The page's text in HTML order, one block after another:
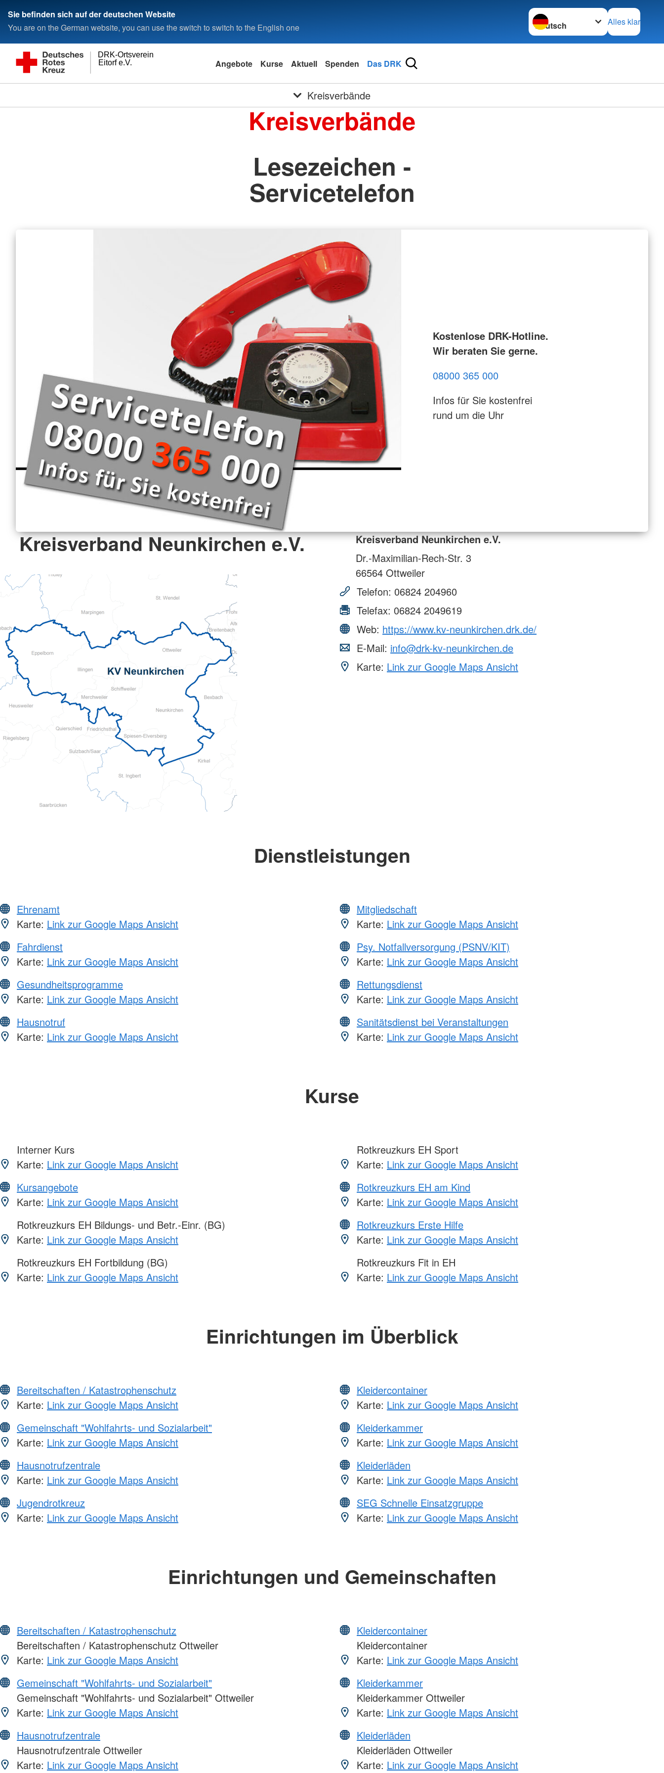
Sie befinden sich auf der deutschen Website
You are on the German website, you can use the switch to switch to the English one
Sprache wechseln zu
Alles klar
Eitorf e.V.
DRK-Ortsverein
Angebote Kurse Aktuell Spenden Das DRK
Kreisverbände
Kreisverbände
Lesezeichen -
Servicetelefon
Kostenlose DRK-Hotline.
Wir beraten Sie gerne.
08000 365 000
Infos für Sie kostenfrei
rund um die Uhr
Kreisverband Neunkirchen e.V.
Kreisverband Neunkirchen e.V.
Dr.-Maximilian-Rech-Str. 3
66564 Ottweiler
Telefon: 06824 204960
Telefax: 06824 2049619
Web: https://www.kv-neunkirchen.drk.de/
E-Mail: info@drk-kv-neunkirchen.de
Karte: Link zur Google Maps Ansicht
Dienstleistungen
Ehrenamt
Karte: Link zur Google Maps Ansicht
Fahrdienst
Karte: Link zur Google Maps Ansicht
Gesundheitsprogramme
Karte: Link zur Google Maps Ansicht
Hausnotruf
Karte: Link zur Google Maps Ansicht
Mitgliedschaft
Karte: Link zur Google Maps Ansicht
Psy. Notfallversorgung (PSNV/KIT)
Karte: Link zur Google Maps Ansicht
Rettungsdienst
Karte: Link zur Google Maps Ansicht
Sanitätsdienst bei Veranstaltungen
Karte: Link zur Google Maps Ansicht
Kurse
Interner Kurs
Karte: Link zur Google Maps Ansicht
Kursangebote
Karte: Link zur Google Maps Ansicht
Rotkreuzkurs EH Bildungs- und Betr.-Einr. (BG)
Karte: Link zur Google Maps Ansicht
Rotkreuzkurs EH Fortbildung (BG)
Karte: Link zur Google Maps Ansicht
Rotkreuzkurs EH Sport
Karte: Link zur Google Maps Ansicht
Rotkreuzkurs EH am Kind
Karte: Link zur Google Maps Ansicht
Rotkreuzkurs Erste Hilfe
Karte: Link zur Google Maps Ansicht
Rotkreuzkurs Fit in EH
Karte: Link zur Google Maps Ansicht
Einrichtungen im Überblick
Bereitschaften / Katastrophenschutz
Karte: Link zur Google Maps Ansicht
Gemeinschaft "Wohlfahrts- und Sozialarbeit"
Karte: Link zur Google Maps Ansicht
Hausnotrufzentrale
Karte: Link zur Google Maps Ansicht
Jugendrotkreuz
Karte: Link zur Google Maps Ansicht
Kleidercontainer
Karte: Link zur Google Maps Ansicht
Kleiderkammer
Karte: Link zur Google Maps Ansicht
Kleiderläden
Karte: Link zur Google Maps Ansicht
SEG Schnelle Einsatzgruppe
Karte: Link zur Google Maps Ansicht
Einrichtungen und Gemeinschaften
Bereitschaften / Katastrophenschutz
Bereitschaften / Katastrophenschutz Ottweiler
Karte: Link zur Google Maps Ansicht
Gemeinschaft "Wohlfahrts- und Sozialarbeit"
Gemeinschaft "Wohlfahrts- und Sozialarbeit" Ottweiler
Karte: Link zur Google Maps Ansicht
Hausnotrufzentrale
Hausnotrufzentrale Ottweiler
Karte: Link zur Google Maps Ansicht
Kleidercontainer
Kleidercontainer
Karte: Link zur Google Maps Ansicht
Kleiderkammer
Kleiderkammer Ottweiler
Karte: Link zur Google Maps Ansicht
Kleiderläden
Kleiderläden Ottweiler
Karte: Link zur Google Maps Ansicht